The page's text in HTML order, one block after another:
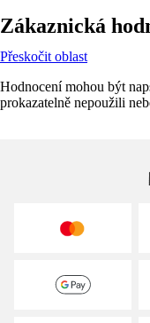
Zákaznická
Přeskočit oblast
Hodnocení mohou být
prokazatelně nepoužili